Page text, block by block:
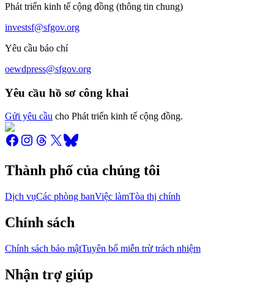
Phát triển kinh tế cộng đồng (thông tin chung)
investsf@sfgov.org
Yêu cầu báo chí
oewdpress@sfgov.org
Yêu cầu hồ sơ công khai
Gửi yêu cầu cho Phát triển kinh tế cộng đồng.
Thành phố của chúng tôi
Dịch vụCác phòng banViệc làmTòa thị chính
Chính sách
Chính sách bảo mậtTuyên bố miễn trừ trách nhiệm
Nhận trợ giúp